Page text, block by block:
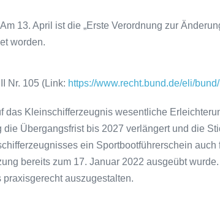
13. April ist die „Erste Verordnung zur
worden.
Nr. 105 (Link: https://www.recht.bund.de/eli/
das Kleinschifferzeugnis wesentliche
Übergangsfrist bis 2027 verlängert und die
ein Sportbootführerschein
bereits zum 17. Januar 2022 ausgeübt
auszugestalten.